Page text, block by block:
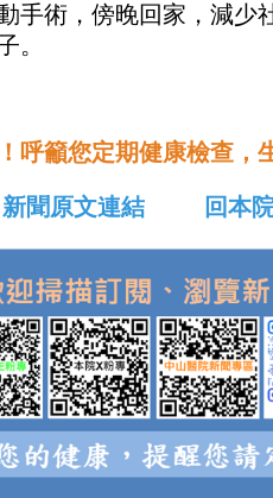
手術，傍晚回家，減
。
呼籲您定期健康檢查，
新聞原文連結 回本